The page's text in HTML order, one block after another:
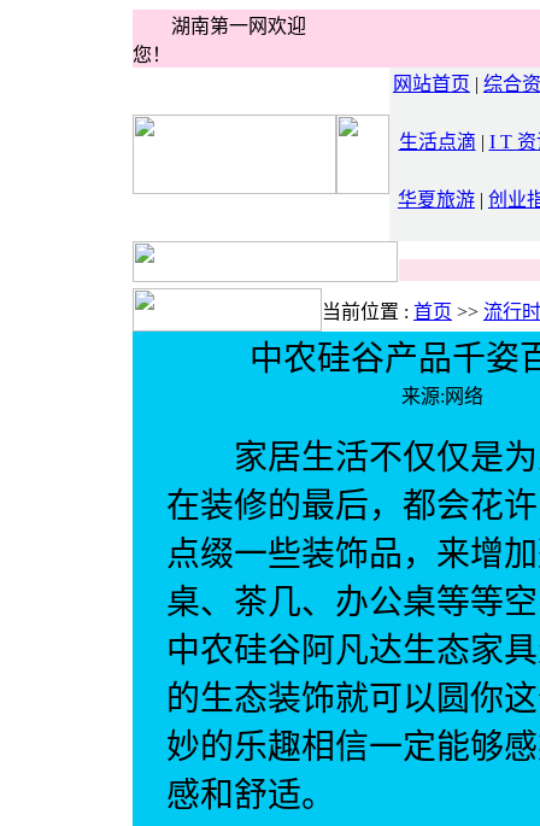
湖南第一网欢迎
您！
网站首页 | 综合
生活点滴 | I T 资
华夏旅游 | 创业
当前位置 : 首页 >> 流行
中农硅谷产品千姿
来源:网
家居生活不仅仅是为
在装修的最后，都会花
点缀一些装饰品，来增
桌、茶几、办公桌等等
中农硅谷阿凡达生态家
的生态装饰就可以圆你
妙的乐趣相信一定能够
感和舒适。